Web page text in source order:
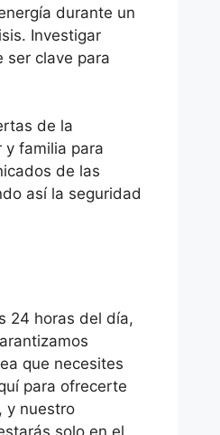
durante un
Investigar
ser clave para
de la
y familia para
de las
así la seguridad
24 horas del día,
que necesites
para ofrecerte
y nuestro
solo en el